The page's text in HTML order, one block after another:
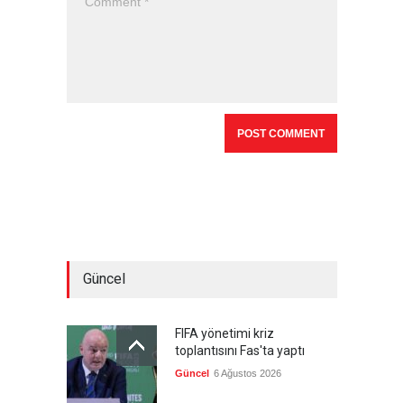
Güncel
FIFA yönetimi kriz
toplantısını Fas'ta yaptı
Güncel 6 Ağustos 2026